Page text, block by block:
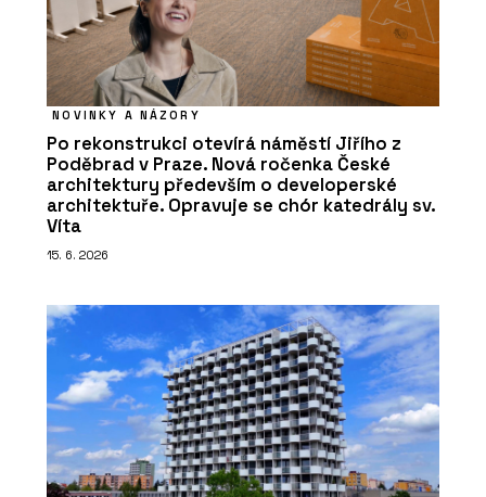
NOVINKY A NÁZORY
Po rekonstrukci otevírá náměstí Jiřího z
Poděbrad v Praze. Nová ročenka České
architektury především o developerské
architektuře. Opravuje se chór katedrály sv.
Víta
15. 6. 2026